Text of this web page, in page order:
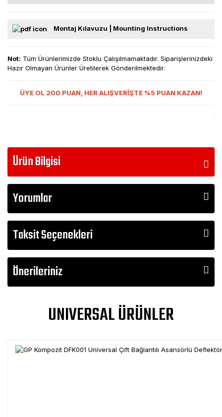
Montaj Kılavuzu | Mounting Instructions
Not: Tüm Ürünlerimizde Stoklu Çalışılmamaktadır. Siparişlerinizdeki
Hazır Olmayan Ürünler Üretilerek Gönderilmektedir.
ÜYE OL 200 PUAN, HER ALIŞVERİŞTE %5 PUAN KAZAN!
Ürün Bilgisi
Yorumlar
Taksit Seçenekleri
Önerileriniz
UNIVERSAL ÜRÜNLER